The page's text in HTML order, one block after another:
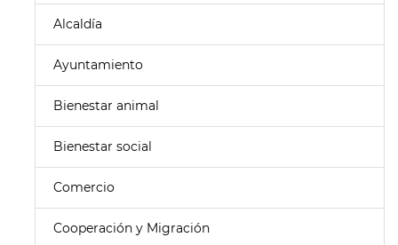
Alcaldía
Ayuntamiento
Bienestar animal
Bienestar social
Comercio
Cooperación y Migración